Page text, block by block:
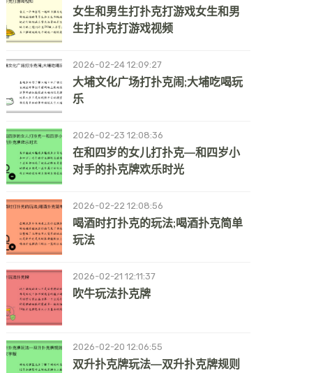
女生和男生打扑克打游戏女生和男
生打扑克打游戏视频
2026-02-24 12:09:27
大埔文化广场打扑克闹;大埔吃喝玩
乐
2026-02-23 12:08:36
在和四岁的女儿打扑克—和四岁小
对手的扑克牌欢乐时光
2026-02-22 12:08:56
喝酒时打扑克的玩法;喝酒扑克简单
玩法
2026-02-21 12:11:37
吹牛玩法扑克牌
2026-02-20 12:06:55
双升扑克牌玩法—双升扑克牌规则